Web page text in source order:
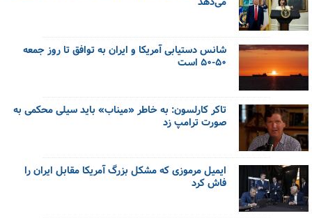
شانس دستیابی آمریکا و ایران به توافق تا روز جمعه
۵۰-۵۰ است
تاکر کارلسون: به خاطر «میناب» باید سیلی محکمی به
صورت ترامپ زد
ایمیل مرموزی که مشکل بزرگ آمریکا مقابل ایران را
فاش کرد